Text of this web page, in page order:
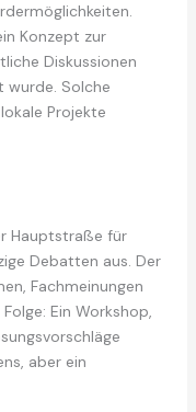
Konzept zur
Diskussionen
Solche
Projekte
Hauptstraße für
Debatten aus. Der
Fachmeinungen
Ein Workshop,
aber ein